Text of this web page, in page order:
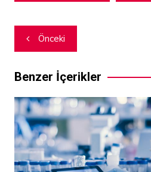
Yazı
dolaşımı
Önceki
Benzer İçerikler